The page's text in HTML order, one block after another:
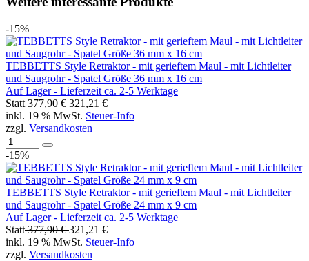
-15%
TEBBETTS Style Retraktor - mit gerieftem Maul - mit Lichtleiter
und Saugrohr - Spatel Größe 36 mm x 16 cm
Auf Lager - Lieferzeit ca. 2-5 Werktage
Statt377,90 €321,21 €
inkl. 19 % MwSt. Steuer-Info
zzgl. Versandkosten
-15%
TEBBETTS Style Retraktor - mit gerieftem Maul - mit Lichtleiter
und Saugrohr - Spatel Größe 24 mm x 9 cm
Auf Lager - Lieferzeit ca. 2-5 Werktage
Statt377,90 €321,21 €
inkl. 19 % MwSt. Steuer-Info
zzgl. Versandkosten